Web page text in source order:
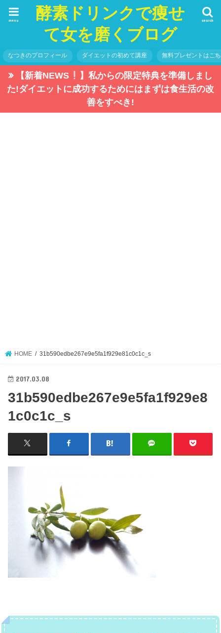
酵素ドリンクで痩せ
て女を磨くブログ
search
menu
なつきのプロフィール ダイエットの初めて講座 無料プレゼントはこ
【新着NEWS
】私からの限定特典を準備しまし
た!ダイエットに成功するためにはまずは食生活の改
善をすべき!
HOME 31b590edbe267e9e5fa1f929e81c0c1c_s
2017.03.08
31b590edbe267e9e5fa1f929e8
1c0c1c_s